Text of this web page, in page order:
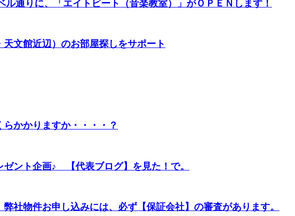
通りに、「エイトビート（音楽教室）」がＯＰＥＮします！
文館近辺）のお部屋探しをサポート
かかりますか・・・・？
ント企画♪ 【代表ブログ】を見た！で。
社物件お申し込みには、必ず【保証会社】の審査があります。